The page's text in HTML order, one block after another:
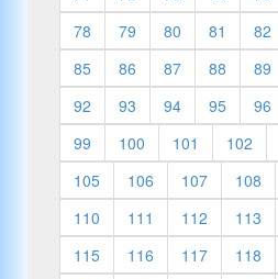
78
79 80 81 82
85
86 87 88 89
92
93 94 95 96
99
100 101 102
105
106 107 108
110
111 112 113
115
116 117 118